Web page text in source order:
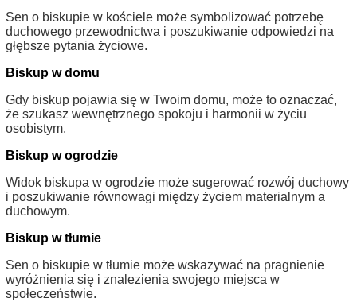
Sen o biskupie w kościele może symbolizować potrzebę
duchowego przewodnictwa i poszukiwanie odpowiedzi na
głębsze pytania życiowe.
Biskup w domu
Gdy biskup pojawia się w Twoim domu, może to oznaczać,
że szukasz wewnętrznego spokoju i harmonii w życiu
osobistym.
Biskup w ogrodzie
Widok biskupa w ogrodzie może sugerować rozwój duchowy
i poszukiwanie równowagi między życiem materialnym a
duchowym.
Biskup w tłumie
Sen o biskupie w tłumie może wskazywać na pragnienie
wyróżnienia się i znalezienia swojego miejsca w
społeczeństwie.